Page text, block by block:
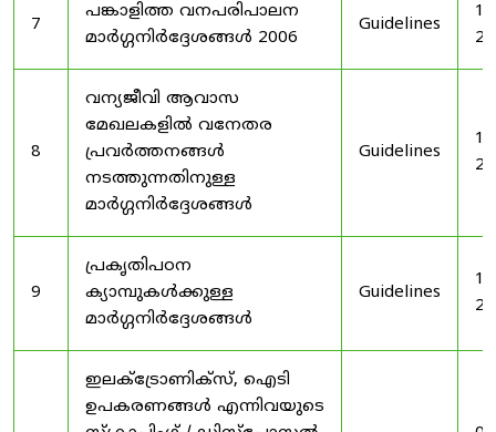
7
പങ്കാളിത്ത വനപരിപാലന
മാർഗ്ഗനിർദ്ദേശങ്ങൾ 2006
Guidelines
8
വന്യജീവി ആവാസ
മേഖലകളിൽ വനേതര
പ്രവർത്തനങ്ങൾ
നടത്തുന്നതിനുള്ള
മാർഗ്ഗനിർദ്ദേശങ്ങൾ
Guidelines
9
പ്രകൃതിപഠന
ക്യാമ്പുകൾക്കുള്ള
മാർഗ്ഗനിർദ്ദേശങ്ങൾ
Guidelines
ഇലക്‌ട്രോണിക്‌സ്, ഐടി
ഉപകരണങ്ങൾ എന്നിവയുടെ